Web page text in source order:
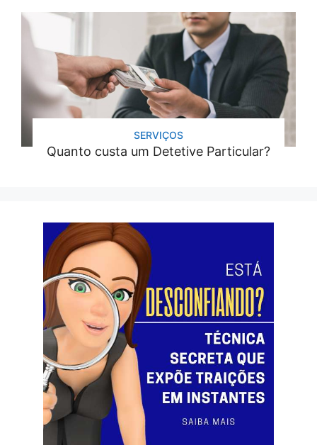
SERVIÇOS
Quanto custa um Detetive Particular?